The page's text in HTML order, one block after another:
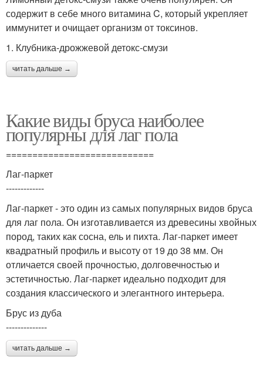
содержит в себе много витамина C, который укрепляет
иммунитет и очищает организм от токсинов.
1. Клубника-дрожжевой детокс-смузи
читать дальше →
Какие виды бруса наиболее
популярны для лаг пола
============================
Лаг-паркет
-------------
Лаг-паркет - это один из самых популярных видов бруса
для лаг пола. Он изготавливается из древесины хвойных
пород, таких как сосна, ель и пихта. Лаг-паркет имеет
квадратный профиль и высоту от 19 до 38 мм. Он
отличается своей прочностью, долговечностью и
эстетичностью. Лаг-паркет идеально подходит для
создания классического и элегантного интерьера.
Брус из дуба
--------------
читать дальше →